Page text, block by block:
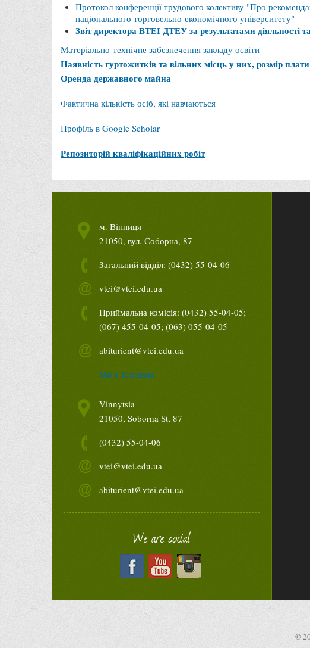
Протокол конференції трудового колективу "Про
національного торговельно-економічного університету"
Звіт директора ВТЕІ ДТЕУ за результатами діяльності
Матеріально-технічне забезпечення закладу освіти
Наявність гуртожитків та вільних місць у них, розмір
Оренда державного майна
Фактична кількість осіб, які навчаються
Профіль в Google Scholar
Репозиторій кваліфікаційних робіт
м. Вінниця
21050, вул. Соборна, 87
Загальний відділ: (0432) 55-04-06
vtei@vtei.edu.ua
Приймальна комісія: (0432) 55-04-05;
(067) 455-04-05; (063) 055-04-05
abiturient@vtei.edu.ua
Ми в Telegram
Vinnytsia
21050, Soborna St, 87
(0432) 55-04-06
vtei@vtei.edu.ua
abiturient@vtei.edu.ua
We are social
©